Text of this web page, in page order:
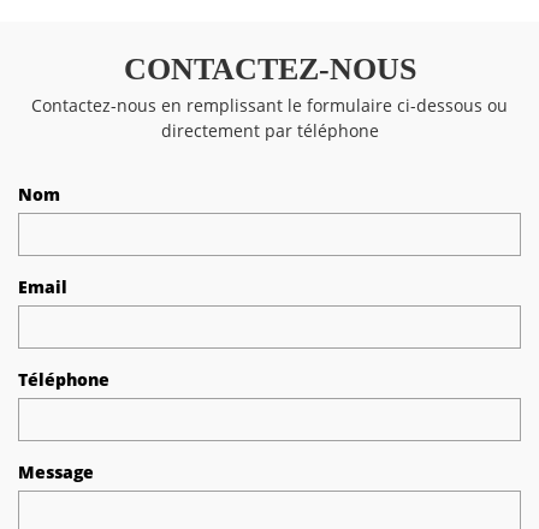
CONTACTEZ-NOUS
Contactez-nous en remplissant le formulaire ci-dessous ou
directement par téléphone
Nom
Email
Téléphone
Message